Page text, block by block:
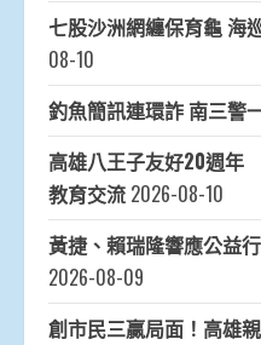
七股沙洲網纏保育龜 海
08-10
釣魚簡訊連環詐 南三警
高雄八王子友好20週年
教育交流 2026-08-10
黃捷、賴瑞隆響應公益
2026-08-09
創市民三贏局面！高雄